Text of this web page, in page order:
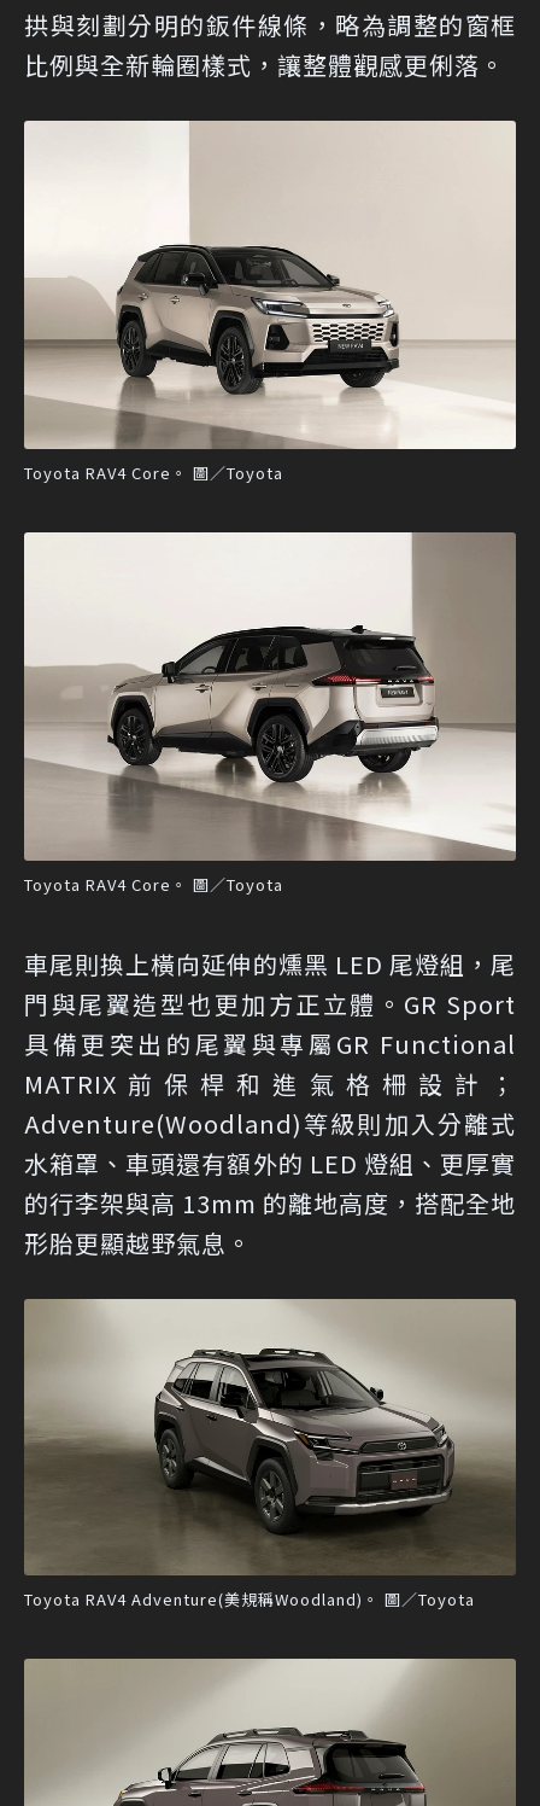
拱與刻劃分明的鈑件線條，略為調整的窗框
比例與全新輪圈樣式，讓整體觀感更俐落。
Toyota RAV4 Core。 圖／Toyota
Toyota RAV4 Core。 圖／Toyota
車尾則換上橫向延伸的燻黑 LED 尾燈組，尾
門與尾翼造型也更加方正立體。GR Sport
具備更突出的尾翼與專屬GR Functional
MATRIX前保桿和進氣格柵設計；
Adventure(Woodland)等級則加入分離式
水箱罩、車頭還有額外的 LED 燈組、更厚實
的行李架與高 13mm 的離地高度，搭配全地
形胎更顯越野氣息。
Toyota RAV4 Adventure(美規稱Woodland)。 圖／Toyota